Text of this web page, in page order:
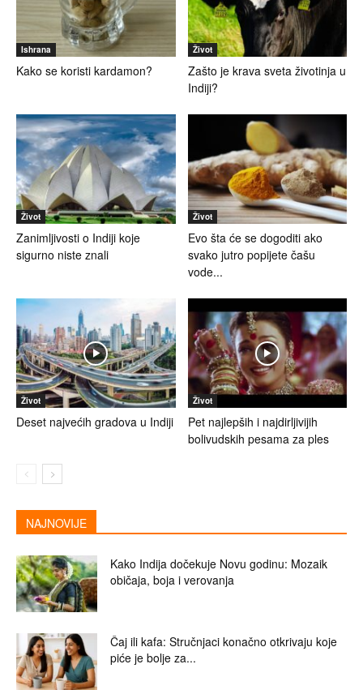
Ishrana
Kako se koristi kardamon?
Život
Zašto je krava sveta životinja u
Indiji?
Život
Zanimljivosti o Indiji koje
sigurno niste znali
Život
Evo šta će se dogoditi ako
svako jutro popijete čašu
vode...
Život
Deset najvećih gradova u Indiji
Život
Pet najlepših i najdirljivijih
bolivudskih pesama za ples
NAJNOVIJE
Kako Indija dočekuje Novu godinu: Mozaik
običaja, boja i verovanja
Čaj ili kafa: Stručnjaci konačno otkrivaju koje
piće je bolje za...